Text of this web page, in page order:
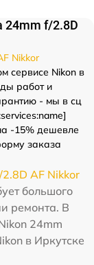
24mm f/2.8D
Nikkor
сервисе Nikon в
работ и
- мы в сц
-15% дешевле
заказа
AF Nikkor
большого
ремонта. В
24mm
в Иркутске